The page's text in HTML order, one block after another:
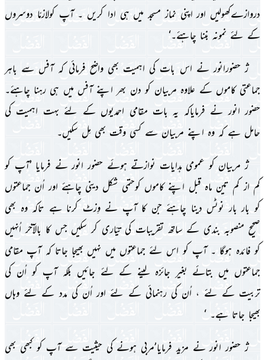
دروازےکھولىں اور اپنى نماز مسجد مىں ہى ادا کرىں ۔ آپ کولازمًا دوسروں
کے لئے نمونہ بننا چاہئے۔‘
ژ حضورانور نے اس بات کى اہمىت بھى واضح فرمائى کہ آفس سے باہر
جماعتى کاموں کے علاوہ مربىان کو دن بھر اپنے آفس مىں ہى رہنا چاہئے۔
حضور انور نے فرماىاکہ ىہ بات مقامى احمدىوں کے لئے بہت اہمىت کى
حامل ہے کہ وہ اپنے مربىان سے کسى وقت بھى مِل سکىں۔
ژ مربىان کو عمومى ہداىات نوازتے ہوئے حضور انور نے فرماىا ’آپ کو
کم از کم تىن ماہ قبل اپنے کاموں کوحتمى شکل دىنى چاہئے اور اُن جماعتوں
کو بار بار نوٹس دىنا چاہئے جن کا آپ نے وِزٹ کرنا ہے تاکہ وہ بھى
صحىح منصوبہ بندى کے ساتھ تقرىبات کى تىّارى کر سکىں جس کا بالآخر اُنہىں
کو فائدہ ہوگا ۔ آپ کو اس لئے جماعتوں مىں نہىں بھىجا جاتا کہ آپ مقامى
جماعتوں مىں بتائے بغىر جائزہ لىنے کے لئے جائىں بلکہ آپ کو اُن کى
تربىت کے لئے ، اُن کى رہنمائى کے لئے اور اُن کى مدد کے لئے وہاں
بھىجا جاتا ہے۔ ‘
ژ حضور انور نے مزىد فرماىا’مربى ہونے کى حىثىت سے آپ کو کبھى بھى